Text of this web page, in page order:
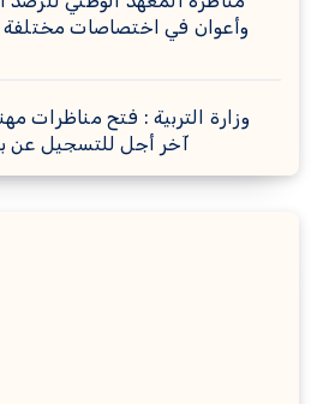
آخر أجل للتسجيل عن بعد : 08